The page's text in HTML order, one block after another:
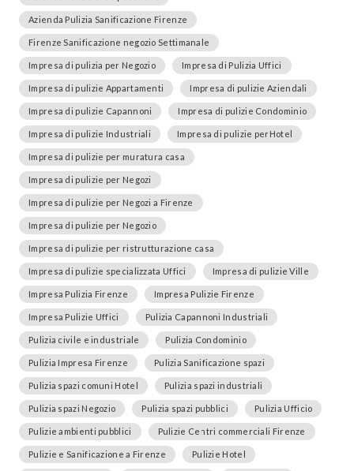
Azienda Pulizia Sanificazione Firenze
Firenze Sanificazione negozio Settimanale
Impresa di pulizia per Negozio Impresa di Pulizia Uffici
Impresa di pulizie Appartamenti Impresa di pulizie Aziendali
Impresa di pulizie Capannoni Impresa di pulizie Condominio
Impresa di pulizie Industriali Impresa di pulizie perHotel
Impresa di pulizie per muratura casa
Impresa di pulizie per Negozi
Impresa di pulizie per Negozi a Firenze
Impresa di pulizie per Negozio
Impresa di pulizie per ristrutturazione casa
Impresa di pulizie specializzata Uffici Impresa di pulizie Ville
Impresa Pulizia Firenze Impresa Pulizie Firenze
Impresa Pulizie Uffici Pulizia Capannoni Industriali
Pulizia civile e industriale Pulizia Condominio
Pulizia Impresa Firenze Pulizia Sanificazione spazi
Pulizia spazi comuni Hotel Pulizia spazi industriali
Pulizia spazi Negozio Pulizia spazi pubblici Pulizia Ufficio
Pulizie ambienti pubblici Pulizie Centri commerciali Firenze
Pulizie e Sanificazione a Firenze Pulizie Hotel